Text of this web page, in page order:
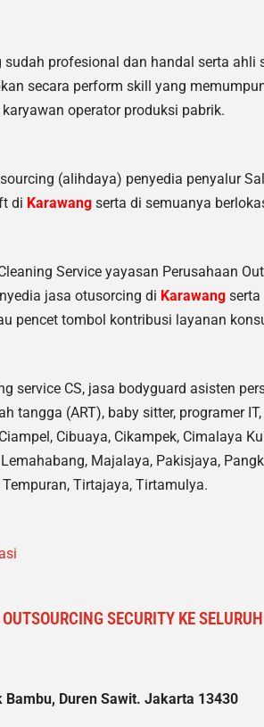
profesional dan handal serta
secara perform skill yang
operator produksi pabrik.
(alihdaya) penyedia penyalur
di Karawang serta di semuanya
Service yayasan Perusahaan
jasa otusorcing di Karawang serta
pencet tombol kontribusi layanan
service CS, jasa bodyguard asisten
tangga (ART), baby sitter, programer
Cibuaya, Cikampek, Cimalaya
Majalaya, Pakisjaya,
Tirtajaya, Tirtamulya.
SECURITY KE
Bambu, Duren Sawit. Jakarta 13430